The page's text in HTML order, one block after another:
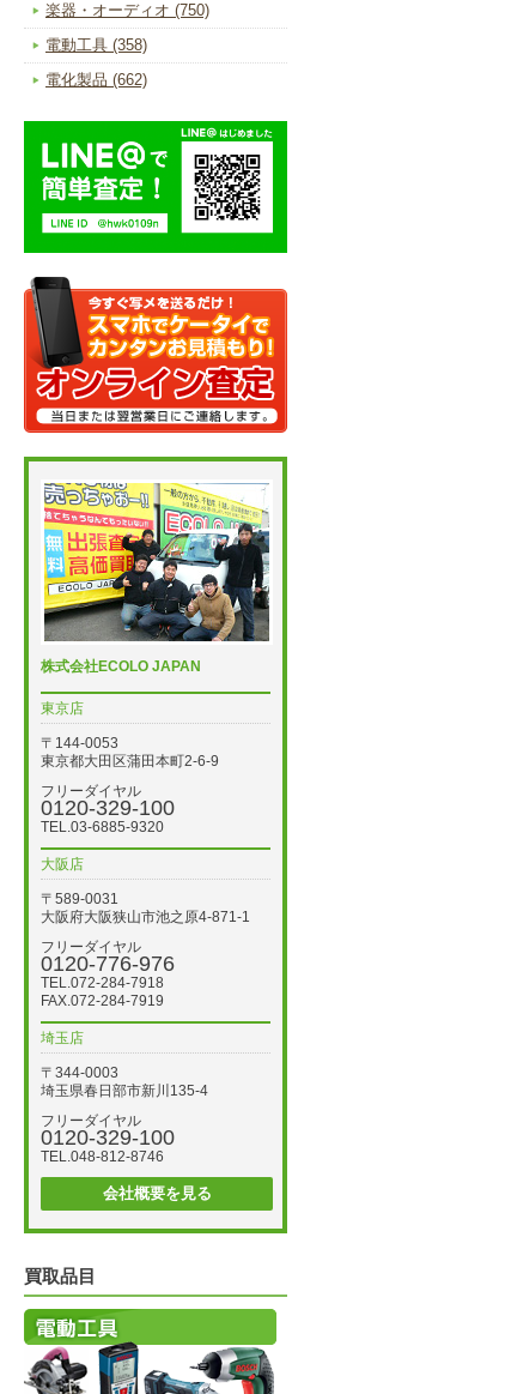
楽器・オーディオ (750)
電動工具 (358)
電化製品 (662)
株式会社ECOLO JAPAN
東京店
〒144-0053
東京都大田区蒲田本町2-6-9
フリーダイヤル
0120-329-100
TEL.03-6885-9320
大阪店
〒589-0031
大阪府大阪狭山市池之原4-871-1
フリーダイヤル
0120-776-976
TEL.072-284-7918
FAX.072-284-7919
埼玉店
〒344-0003
埼玉県春日部市新川135-4
フリーダイヤル
0120-329-100
TEL.048-812-8746
会社概要を見る
買取品目